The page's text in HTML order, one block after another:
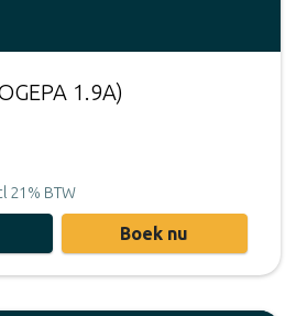
1.9A)
21% BTW
Boek nu